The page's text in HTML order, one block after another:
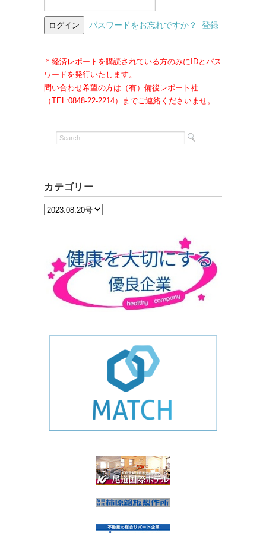
パスワードをお忘れですか？ 登録
＊経済レポートを購読されている方のみにIDとパス
ワードを発行いたします。
問い合わせ希望の方は（有）備後レポート社
（TEL:0848-22-2214）までご連絡くださいませ。
カテゴリー
カ
ー